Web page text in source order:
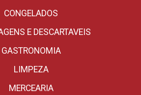
CONGELADOS
E DESCARTAVEIS
GASTRONOMIA
LIMPEZA
MERCEARIA